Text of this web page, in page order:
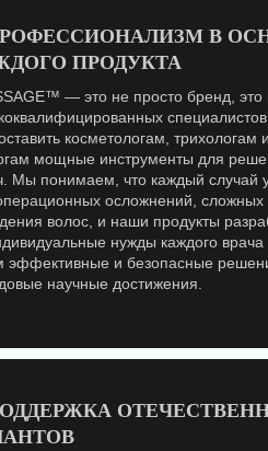
В
ПРОДУКТА
— это не просто бренд, это
косметологам, трихологам
мощные инструменты для
Мы понимаем, что каждый случай
осложнений, сложных
волос, и наши продукты
нужды каждого
эффективные и безопасные
научные достижения.